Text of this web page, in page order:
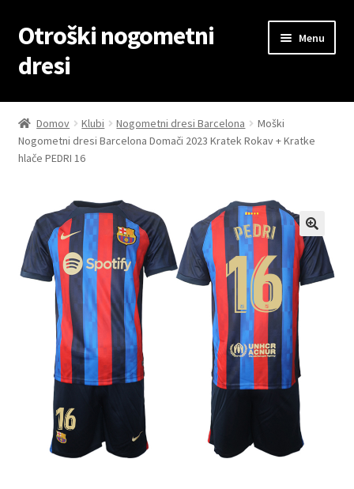
Skip
to
navigation
Skip
to
content
Otroški nogometni
dresi
Menu
Domov
Blog
Košarica
Moj račun
Trgovina
Zaključek nakupa
Domov Klubi Nogometni dresi Barcelona
Moški
Nogometni dresi Barcelona Domači 2023 Kratek Rokav + Kratke
hlače PEDRI 16